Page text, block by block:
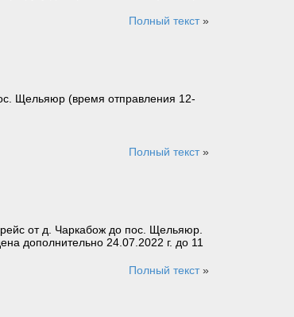
Полный текст»
Щельяюр (время отправления 12-
Полный текст»
от д. Чаркабож до пос. Щельяюр.
дополнительно 24.07.2022 г. до 11
Полный текст»